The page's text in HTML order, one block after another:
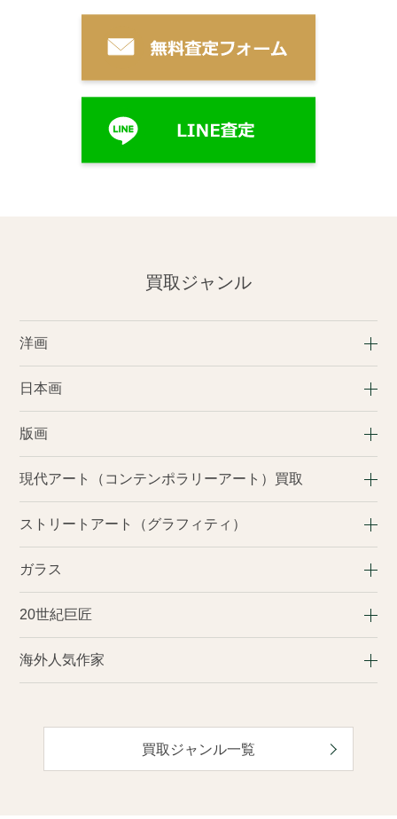
お送り頂いた作品情報から、査定額をお出しし
て、ご連絡いたします。
買取方法の選択
買取成立、現金またはお振込にてお支払い。
買取の流れ 詳細
買取ジャンル
洋画
日本画
版画
現代アート（コンテンポラリーアート）買取
ストリートアート（グラフィティ）
ガラス
20世紀巨匠
海外人気作家
買取ジャンル一覧